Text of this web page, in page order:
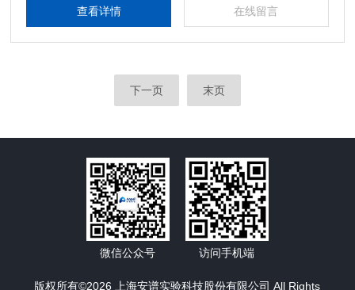
查看详情 在线留言
下一页 末页
版权所有©2026 上海安谱实验科技股份有限公司 All Rights
微信公众号 访问手机端